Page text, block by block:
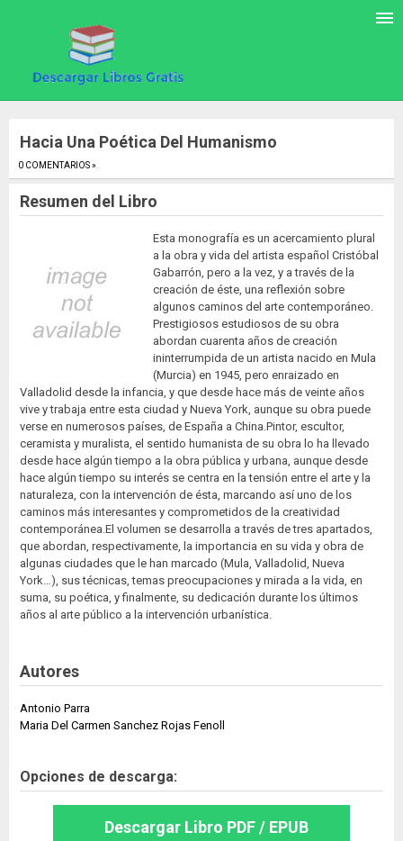
Hacia Una Poética Del Humanismo
0 COMENTARIOS ».
Resumen del Libro
Esta monografía es un acercamiento plural
a la obra y vida del artista español Cristóbal
Gabarrón, pero a la vez, y a través de la
creación de éste, una reflexión sobre
algunos caminos del arte contemporáneo.
Prestigiosos estudiosos de su obra
abordan cuarenta años de creación
ininterrumpida de un artista nacido en Mula
(Murcia) en 1945, pero enraizado en
Valladolid desde la infancia, y que desde hace más de veinte años
vive y trabaja entre esta ciudad y Nueva York, aunque su obra puede
verse en numerosos países, de España a China.Pintor, escultor,
ceramista y muralista, el sentido humanista de su obra lo ha llevado
desde hace algún tiempo a la obra pública y urbana, aunque desde
hace algún tiempo su interés se centra en la tensión entre el arte y la
naturaleza, con la intervención de ésta, marcando así uno de los
caminos más interesantes y comprometidos de la creatividad
contemporánea.El volumen se desarrolla a través de tres apartados,
que abordan, respectivamente, la importancia en su vida y obra de
algunas ciudades que le han marcado (Mula, Valladolid, Nueva
York…), sus técnicas, temas preocupaciones y mirada a la vida, en
suma, su poética, y finalmente, su dedicación durante los últimos
años al arte público a la intervención urbanística.
Autores
Antonio Parra
Maria Del Carmen Sanchez Rojas Fenoll
Opciones de descarga:
Descargar Libro PDF / EPUB